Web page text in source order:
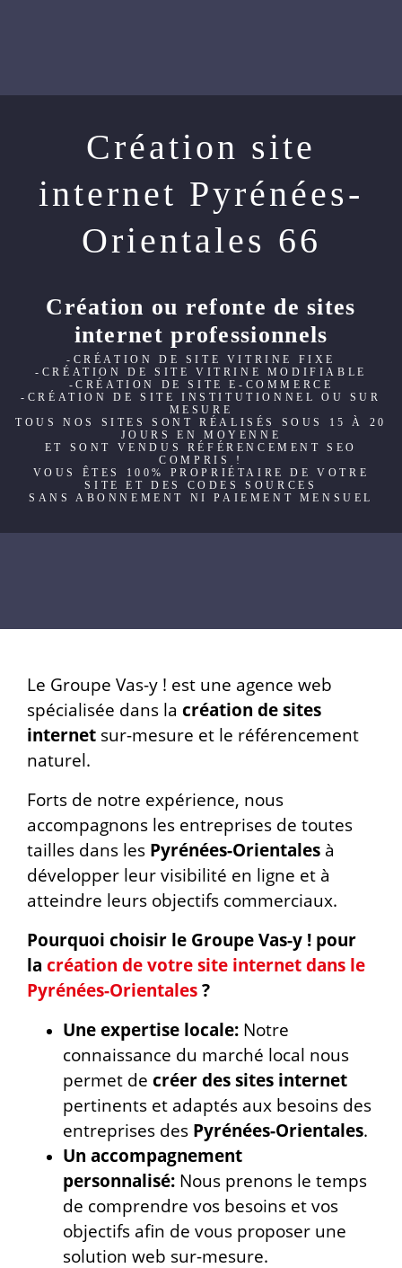
Création site
internet Pyrénées-
Orientales 66
Création ou refonte de sites
internet professionnels
-CRÉATION DE SITE VITRINE FIXE
-CRÉATION DE SITE VITRINE MODIFIABLE
-CRÉATION DE SITE E-COMMERCE
-CRÉATION DE SITE INSTITUTIONNEL OU SUR
MESURE
TOUS NOS SITES SONT RÉALISÉS SOUS 15 À 20
JOURS EN MOYENNE
ET SONT VENDUS RÉFÉRENCEMENT SEO
COMPRIS !
VOUS ÊTES 100% PROPRIÉTAIRE DE VOTRE
SITE ET DES CODES SOURCES
SANS ABONNEMENT NI PAIEMENT MENSUEL
Le Groupe Vas-y ! est une agence web
spécialisée dans la création de sites
internet sur-mesure et le référencement
naturel.
Forts de notre expérience, nous
accompagnons les entreprises de toutes
tailles dans les Pyrénées-Orientales à
développer leur visibilité en ligne et à
atteindre leurs objectifs commerciaux.
Pourquoi choisir le Groupe Vas-y ! pour
la création de votre site internet dans le
Pyrénées-Orientales ?
Une expertise locale: Notre
connaissance du marché local nous
permet de créer des sites internet
pertinents et adaptés aux besoins des
entreprises des Pyrénées-Orientales.
Un accompagnement
personnalisé: Nous prenons le temps
de comprendre vos besoins et vos
objectifs afin de vous proposer une
solution web sur-mesure.